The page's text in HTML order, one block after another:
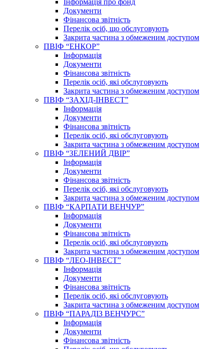
Інформація про фонд
Документи
Фінансова звітність
Перелік осіб, що обслуговують
Закрита частина з обмеженим доступом
ПВІФ “ЕНКОР”
Інформація
Документи
Фінансова звітність
Перелік осіб, які обслуговують
Закрита частина з обмеженим доступом
ПВІФ “ЗАХІД-ІНВЕСТ”
Інформація
Документи
Фінансова звітність
Перелік осіб, які обслуговують
Закрита частина з обмеженим доступом
ПВІФ “ЗЕЛЕНИЙ ДВІР”
Інформація
Документи
Фінансова звітність
Перелік осіб, які обслуговують
Закрита частина з обмеженим доступом
ПВІФ “КАРПАТИ ВЕНЧУР”
Інформація
Документи
Фінансова звітність
Перелік осіб, які обслуговують
Закрита частина з обмеженим доступом
ПВІФ “ЛЕО-ІНВЕСТ”
Інформація
Документи
Фінансова звітність
Перелік осіб, які обслуговують
Закрита частина з обмеженим доступом
ПВІФ “ПАРАДІЗ ВЕНЧУРС”
Інформація
Документи
Фінансова звітність